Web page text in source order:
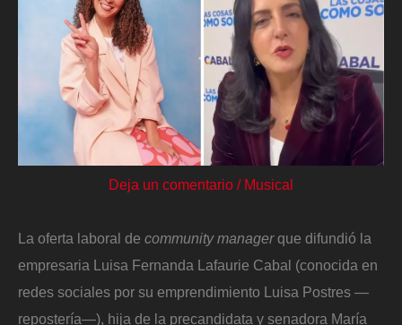
Deja un comentario / Musical
La oferta laboral de community managerque difundió la
empresaria Luisa Fernanda Lafaurie Cabal (conocida en
redes sociales por su emprendimiento Luisa Postres —
repostería—), hija de la precandidata y senadora María